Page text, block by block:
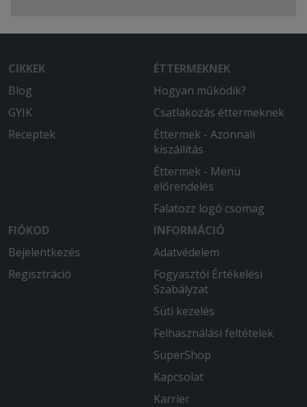
CIKKEK
Blog
GYIK
Receptek
ÉTTERMEKNEK
Hogyan működik?
Csatlakozás éttermeknek
Éttermek - Azonnali
kiszállítás
Éttermek - Menü
előrendelés
Falatozz logó csomag
FIÓKOD
Bejelentkezés
Regisztráció
INFORMÁCIÓ
Adatvédelem
Fogyasztói Értékelési
Szabályzat
Süti kezelés
Felhasználási feltételek
SuperShop
Kapcsolat
Karrier